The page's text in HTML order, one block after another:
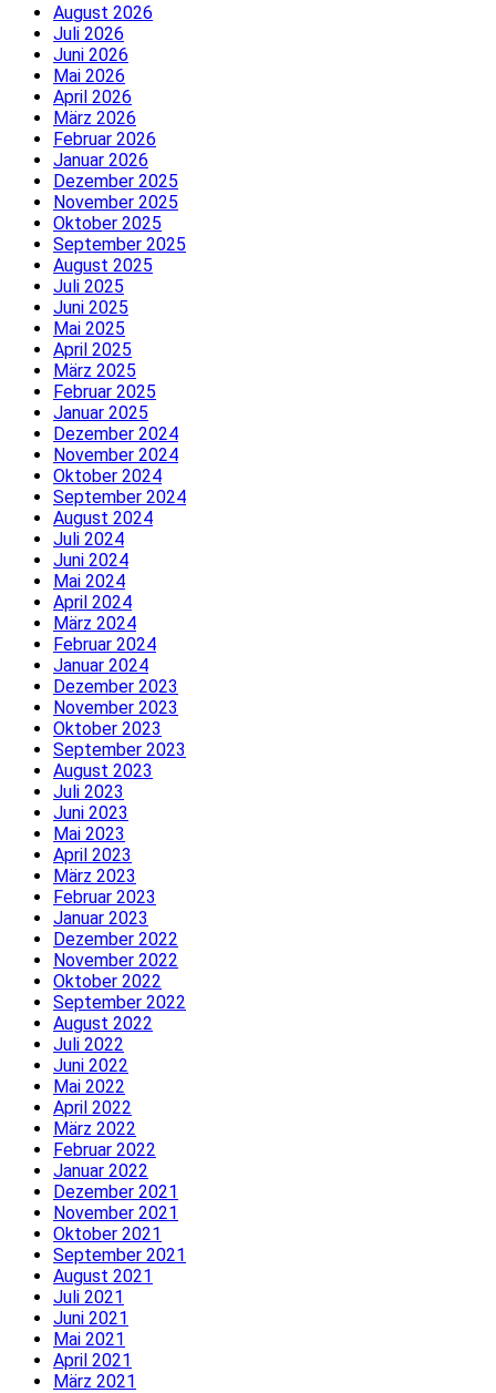
August 2026
Juli 2026
Juni 2026
Mai 2026
April 2026
März 2026
Februar 2026
Januar 2026
Dezember 2025
November 2025
Oktober 2025
September 2025
August 2025
Juli 2025
Juni 2025
Mai 2025
April 2025
März 2025
Februar 2025
Januar 2025
Dezember 2024
November 2024
Oktober 2024
September 2024
August 2024
Juli 2024
Juni 2024
Mai 2024
April 2024
März 2024
Februar 2024
Januar 2024
Dezember 2023
November 2023
Oktober 2023
September 2023
August 2023
Juli 2023
Juni 2023
Mai 2023
April 2023
März 2023
Februar 2023
Januar 2023
Dezember 2022
November 2022
Oktober 2022
September 2022
August 2022
Juli 2022
Juni 2022
Mai 2022
April 2022
März 2022
Februar 2022
Januar 2022
Dezember 2021
November 2021
Oktober 2021
September 2021
August 2021
Juli 2021
Juni 2021
Mai 2021
April 2021
März 2021